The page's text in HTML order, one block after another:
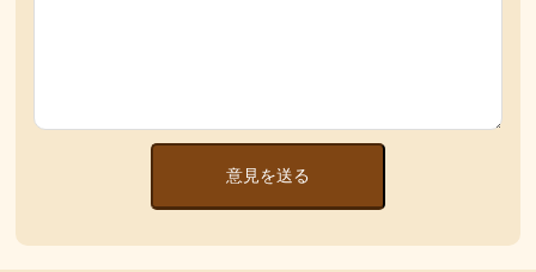
意見を送る